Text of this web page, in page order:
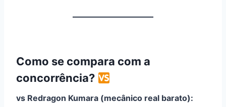
Como se compara com a
concorrência?
vs Redragon Kumara (mecânico real barato):